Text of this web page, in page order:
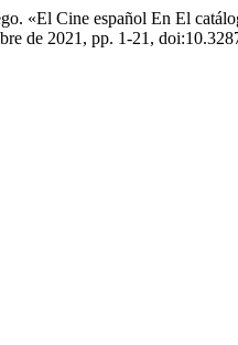
«El Cine español En El
de 2021, pp. 1-21,